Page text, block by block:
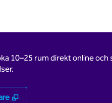
10–25 rum direkt online och
,